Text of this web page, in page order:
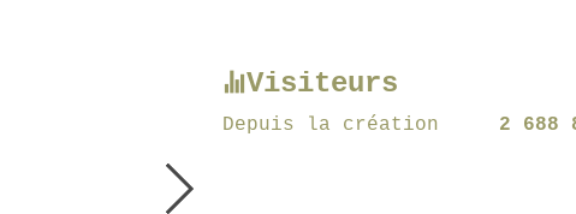
Visiteurs
Depuis la création 2 688